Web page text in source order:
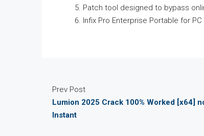
Patch tool designed to bypass
Infix Pro Enterprise Portable for PC
Prev Post
Lumion 2025 Crack 100% Worked [x64]
Instant